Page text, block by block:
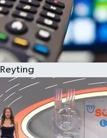
Reyting